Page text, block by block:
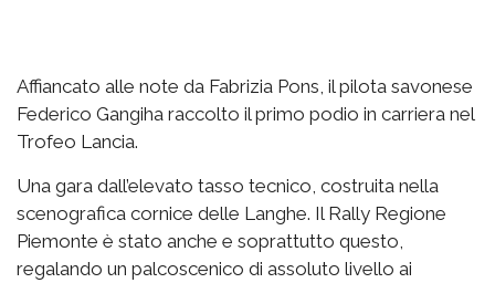
Affiancato alle note da Fabrizia Pons, il pilota savonese
Federico Gangiha raccolto il primo podio in carriera nel
Trofeo Lancia.
Una gara dall’elevato tasso tecnico, costruita nella
scenografica cornice delle Langhe. Il Rally Regione
Piemonte è stato anche e soprattutto questo,
regalando un palcoscenico di assoluto livello ai